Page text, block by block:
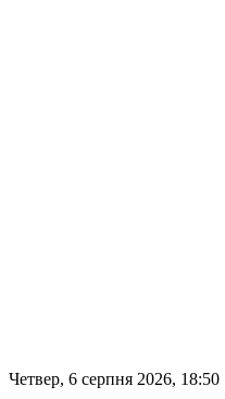
Четвер, 6 серпня 2026, 18:50